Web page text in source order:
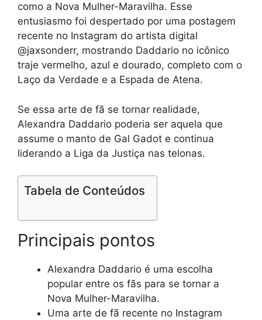
como a Nova Mulher-Maravilha. Esse
entusiasmo foi despertado por uma postagem
recente no Instagram do artista digital
@jaxsonderr, mostrando Daddario no icônico
traje vermelho, azul e dourado, completo com o
Laço da Verdade e a Espada de Atena.
Se essa arte de fã se tornar realidade,
Alexandra Daddario poderia ser aquela que
assume o manto de Gal Gadot e continua
liderando a Liga da Justiça nas telonas.
Tabela de Conteúdos
Principais pontos
Alexandra Daddario é uma escolha
popular entre os fãs para se tornar a
Nova Mulher-Maravilha.
Uma arte de fã recente no Instagram